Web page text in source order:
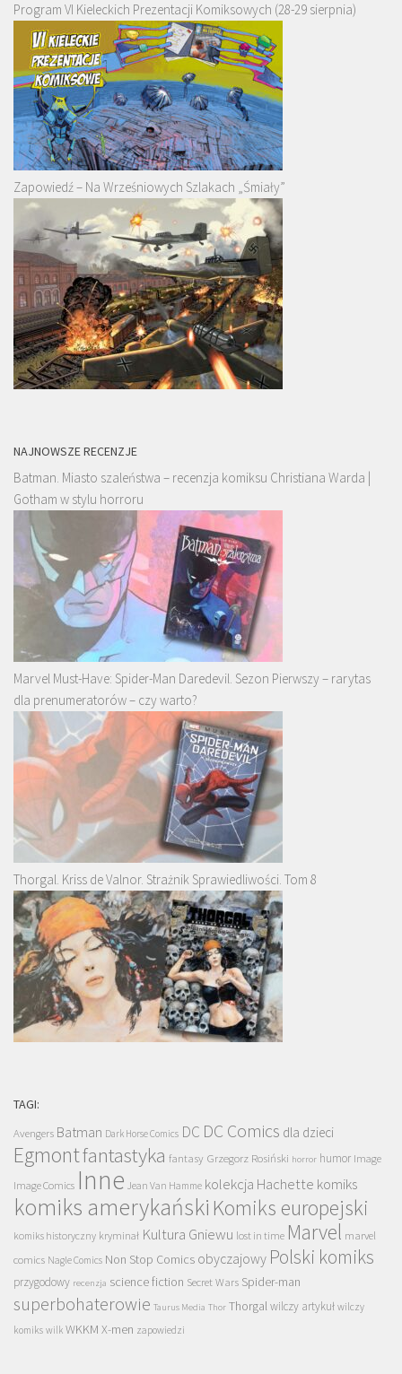
Program VI Kieleckich Prezentacji Komiksowych (28-29 sierpnia)
Zapowiedź – Na Wrześniowych Szlakach „Śmiały”
NAJNOWSZE RECENZJE
Batman. Miasto szaleństwa – recenzja komiksu Christiana Warda |
Gotham w stylu horroru
Marvel Must-Have: Spider-Man Daredevil. Sezon Pierwszy – rarytas
dla prenumeratorów – czy warto?
Thorgal. Kriss de Valnor. Strażnik Sprawiedliwości. Tom 8
TAGI:
Avengers Batman Dark Horse Comics DC DC Comics dla dzieci
Egmontfantastyka fantasy Grzegorz Rosiński horror humor Image
Image Comics Inne Jean Van Hamme kolekcja Hachette komiks
komiks amerykański Komiks europejski
komiks historyczny kryminał Kultura Gniewu lost in time Marvel marvel
comics Nagle Comics Non Stop Comics obyczajowy Polski komiks
przygodowy recenzja science fiction Secret Wars Spider-man
superbohaterowie Taurus Media Thor Thorgalwilczy artykuł wilczy
komiks wilk WKKM X-men zapowiedzi